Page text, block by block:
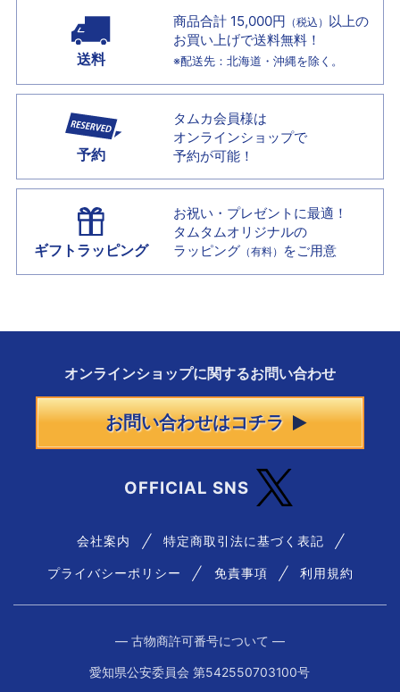
送料
商品合計 15,000円 （税込） 以上の
お買い上げで送料無料！
※配送先：北海道・沖縄を除く。
予約
タムカ会員様は
オンラインショップで
予約が可能！
ギフトラッピング
お祝い・プレゼントに最適！
タムタムオリジナルの
ラッピング （有料） をご用意
オンラインショップに関するお問い合わせ
お問い合わせはコチラ
OFFICIAL SNS
会社案内 特定商取引法に基づく表記
プライバシーポリシー 免責事項 利用規約
― 古物商許可番号について ―
愛知県公安委員会 第542550703100号